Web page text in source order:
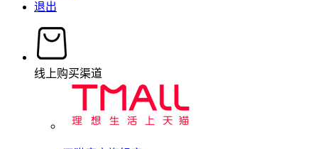
退出
线上购买渠道